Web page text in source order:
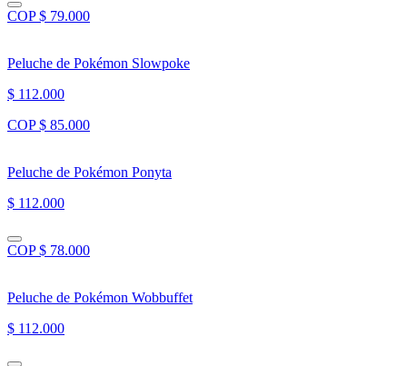
COP $ 79.000
Peluche de Pokémon Slowpoke
$ 112.000
COP $ 85.000
Peluche de Pokémon Ponyta
$ 112.000
COP $ 78.000
Peluche de Pokémon Wobbuffet
$ 112.000